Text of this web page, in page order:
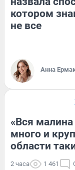
котором
не все
Анна
«Вся
много и
области
2 часа 1 461